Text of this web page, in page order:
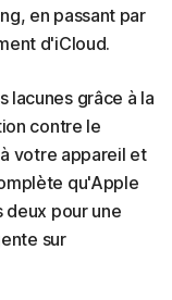
en passant par
d'iCloud.
lacunes grâce à la
contre le
votre appareil et
qu'Apple
deux pour une
sur